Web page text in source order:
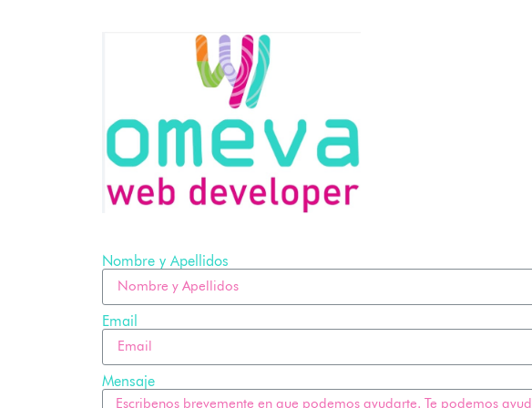
Nombre y Apellidos
Email
Mensaje